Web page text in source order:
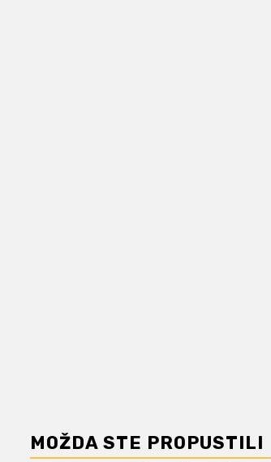
MOŽDA STE PROPUSTILI